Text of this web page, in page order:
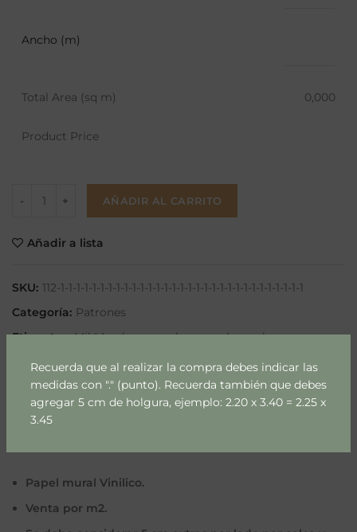
Recuerda que al realizar la compra debes indicar las
medidas con "." (punto). Recuerda también que debes
agregar 5 cm de holgura, ejemplo: 2.20 x 3.40 = 2.25 x
3.45
Ancho (m)
Total Area (sq m) 0,000
Product Price
AÑADIR AL CARRITO
Añadir a lista
SKU: 112-1-1-1-1-1-1-1-1-1-1-1-1-1-1-1-1-1-1-1-1-1-1-1-1-1-1-1-1-1-1-1
Categoría: Patrones
Etiquetas:Mil Murales, murales, papel mural,
Compartir
Papel mural Vinilico.
Venta por m2.